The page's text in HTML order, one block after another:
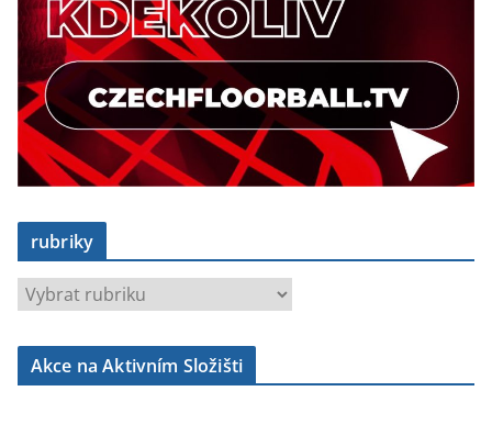
rubriky
b
Akce na Aktivním Složišti